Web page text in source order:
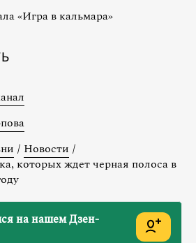
«Игра в кальмара»
/ Новости /
которых ждет черная полоса в
на нашем Дзен-